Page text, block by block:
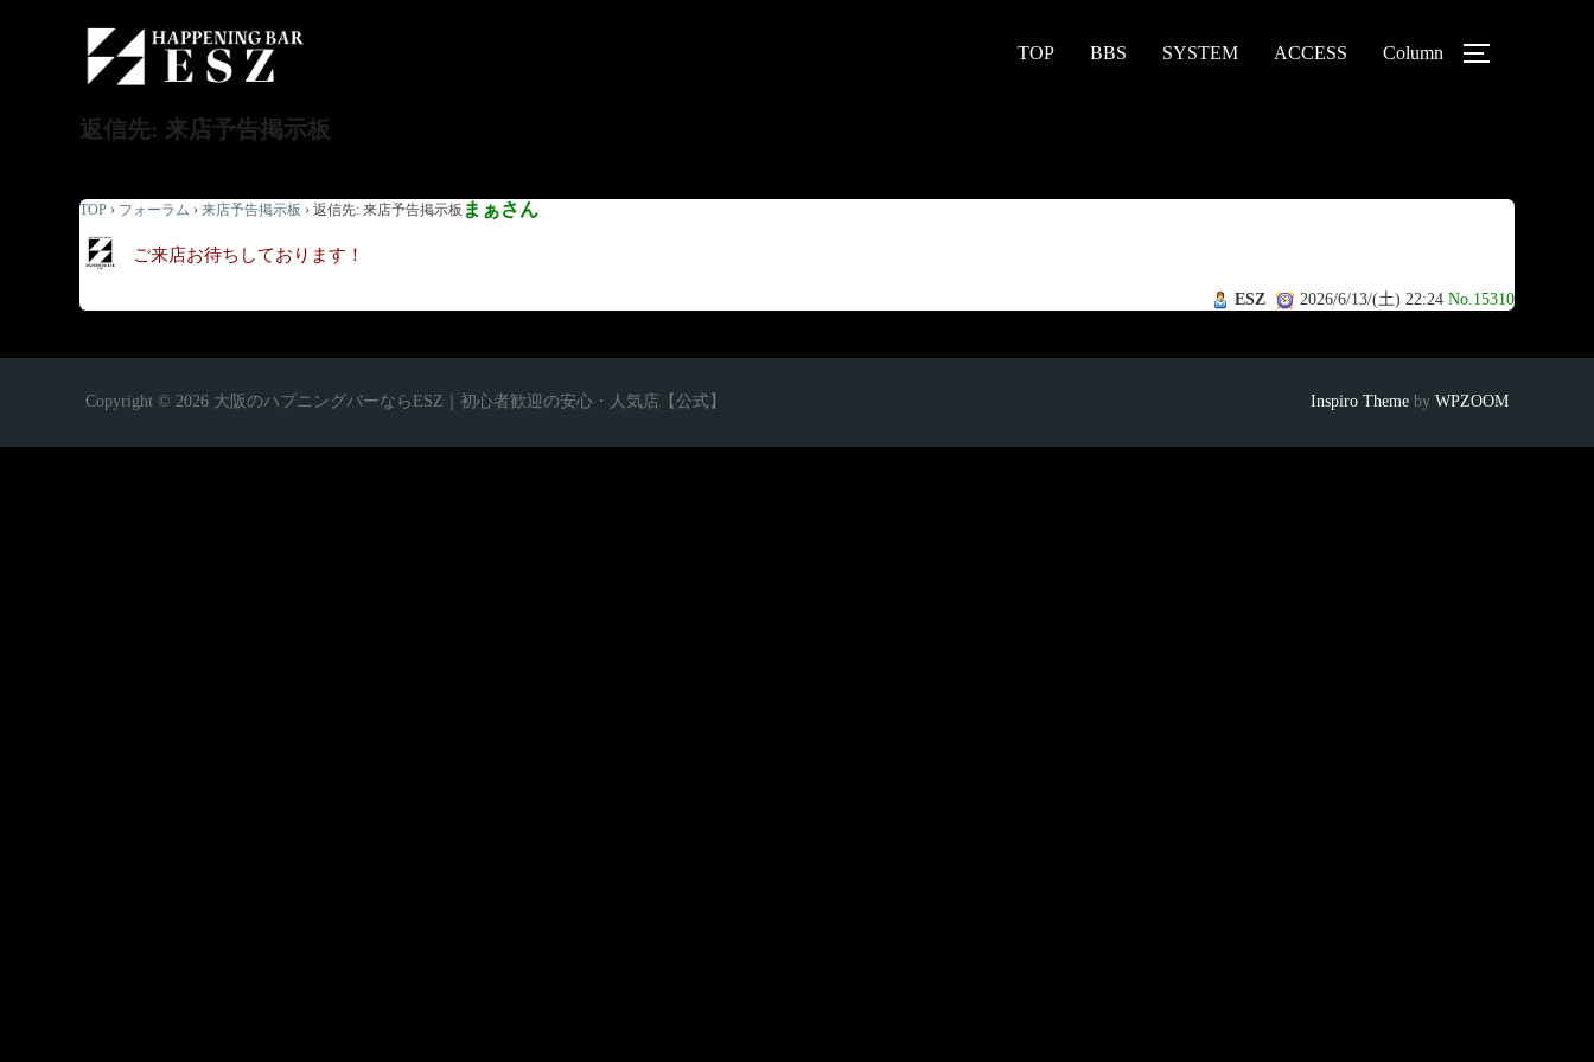
TOP BBS SYSTEM ACCESS Column
返信先: 来店予告掲示板
TOP › フォーラム › 来店予告掲示板 › 返信先: 来店予告掲示板 まぁさん
ご来店お待ちしております！
ESZ 2026/6/13/(土) 22:24 No.15310
Copyright © 2026 大阪のハプニングバーならESZ｜初心者歓迎の安心・人気店【公式】 Inspiro Theme by WPZOOM